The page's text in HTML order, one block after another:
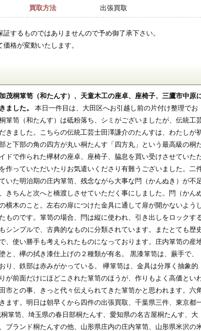
買取方法 出張買取
するものではありませんので予め御了承下さい。
格が変動いたします。
茂桐箪笥（和たんす）、天童木工の座卓、座椅子、三鷹市中原
ました。
本日一件目は、大田区へお引越し前の片付け整理でお
箪笥（和たんす）は砥粉落ち、シミがございましたが、伝統工
きました。こちらの伝統工芸士田澤謙介のたんすは、わたしが
と下部の角の四方が丸い桐たんす「四方丸」という最高級の桐
ドで作られた欅材の座卓、座椅子、脇息を買い受けさせていた
作っていただいたりお気遣いくださり有難うございました。二
いた明治期の庄内箪笥、残念ながら大事な閂（かんぬき）が不
きちんと次へと橋渡しさせていただく事にしました。閂（かん
横木のこと。左右の扉につけた金具に通して扉が開かないよう
ものです。箪笥の場合、閂は縦に使われ、引き出しをロックす
シンプルで、古典的なものに分類されています。またとても歴
、使い勝手も考えられたものになっております。庄内箪笥の産
、欅の拭き漆仕上げの２種類が有名。 黒漆箪笥は、蕨手で、
り、鉄部は赤みがかっている。 欅箪笥は、金具は分厚く抽象的
が前面だけにほどこされた箪笥のほうが、作りもよく高価とい
市との事、きっと代々伝えられてきた箪笥かと思われます。六
ます。明日は朝早くから四件の出張買取、千葉県三件、東京都
箪笥、埼玉県の春日部桐たんす、愛知県の名古屋桐たんす、大
ブランド桐たんすの他、山形県庄内の庄内箪笥、山形県米沢の